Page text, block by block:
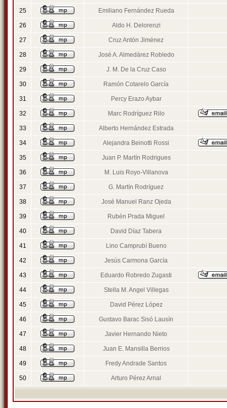
25 Emiliano Fernández Rueda
26 Aldo H. Delorenzi
27 Cruz Antón Jiménez
28 José A. Almedárez Robledo
29 J. M. De la Cruz Caso
30 Ramón Cotarelo García
31 Percy Erazo Aybar
32 Marc Rodríguez Rilo
33 Alberto Hernández Estrada
34 Alejandra Beinotti Rossi
35 Juan P. Martín Rodrigues
36 M. Luis Royo-Villanova
37 G. Martín Rodríguez
38 José Manuel Ranz Ojeda
39 Rubén Prada Miguel
40 David Díaz Tabera
41 Lino Camprubí Bueno
42 Jesús Carmona García
43 Eduardo Robredo Zugasti
44 Stella M. Angel Villegas
45 David Pérez López
46 Gustavo Barac Sisó Lausín
47 Javier Hernando Nieto
48 Juan E. Mansilla Berrios
49 Fredy Andrade Santos
50 Arturo Pérez Arnal